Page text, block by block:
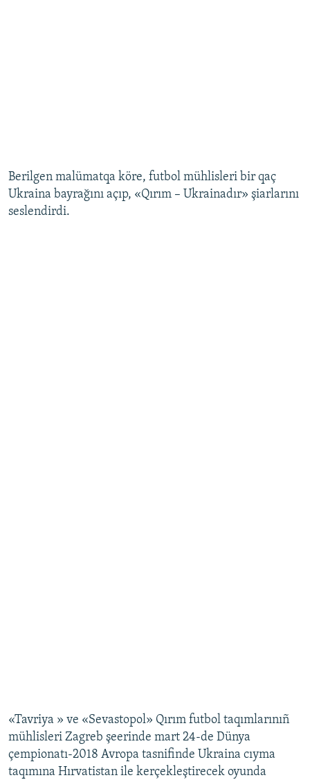
Berilgen malümatqa köre, futbol mühlisleri bir qaç
Ukraina bayrağını açıp, «Qırım – Ukrainadır» şiarlarını
seslendirdi.
«Tavriya » ve «Sevastopol» Qırım futbol taqımlarınıñ
mühlisleri Zagreb şeerinde mart 24-de Dünya
çempionatı-2018 Avropa tasnifinde Ukraina cıyma
taqımına Hırvatistan ile kerçekleştirecek oyunda